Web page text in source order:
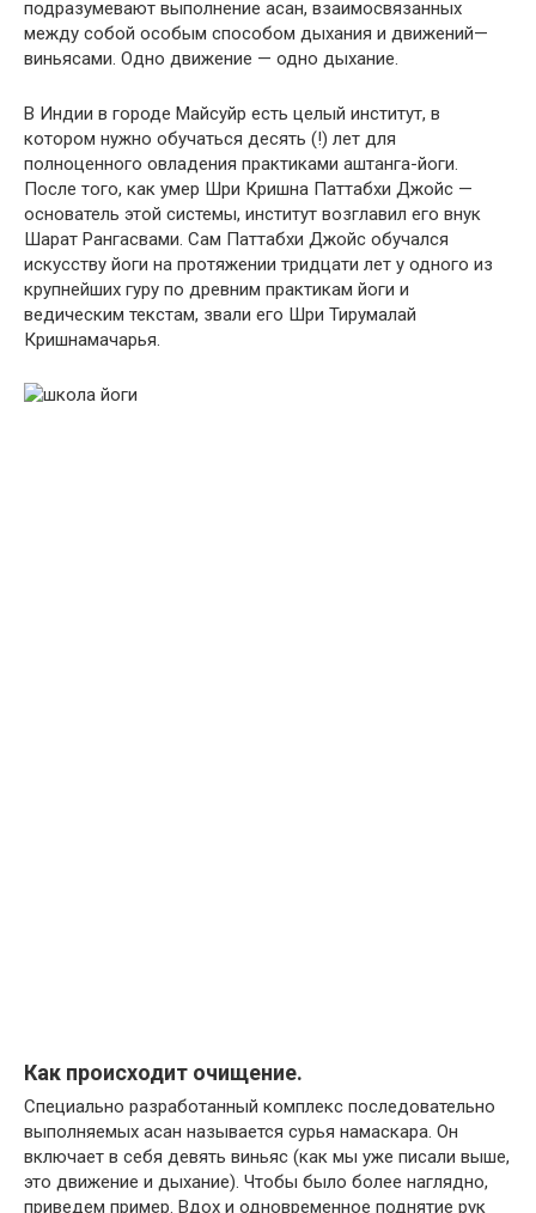
подразумевают выполнение асан, взаимосвязанных
между собой особым способом дыхания и движений—
виньясами. Одно движение — одно дыхание.
В Индии в городе Майсуйр есть целый институт, в
котором нужно обучаться десять (!) лет для
полноценного овладения практиками аштанга-йоги.
После того, как умер Шри Кришна Паттабхи Джойс —
основатель этой системы, институт возглавил его внук
Шарат Рангасвами. Сам Паттабхи Джойс обучался
искусству йоги на протяжении тридцати лет у одного из
крупнейших гуру по древним практикам йоги и
ведическим текстам, звали его Шри Тирумалай
Кришнамачарья.
Как происходит очищение.
Специально разработанный комплекс последовательно
выполняемых асан называется сурья намаскара. Он
включает в себя девять виньяс (как мы уже писали выше,
это движение и дыхание). Чтобы было более наглядно,
приведем пример. Вдох и одновременное поднятие рук